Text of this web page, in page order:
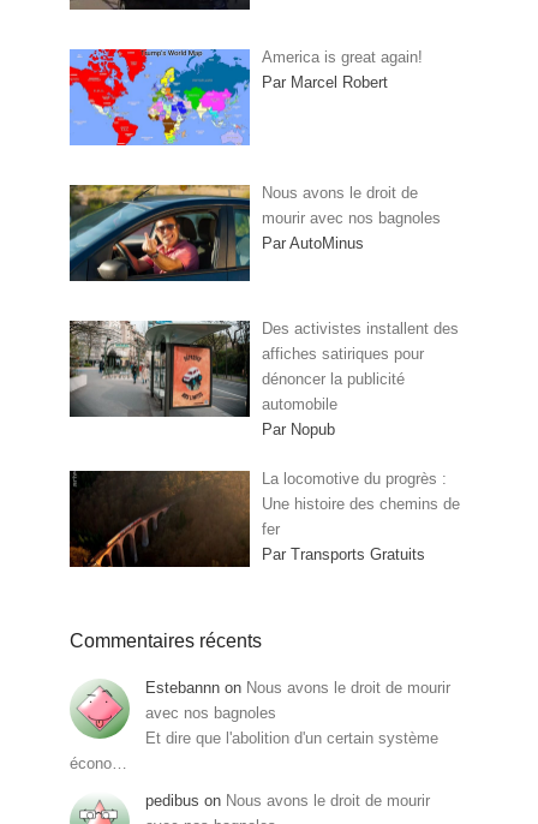
America is great again!
Par Marcel Robert
Nous avons le droit de
mourir avec nos bagnoles
Par AutoMinus
Des activistes installent des
affiches satiriques pour
dénoncer la publicité
automobile
Par Nopub
La locomotive du progrès :
Une histoire des chemins de
fer
Par Transports Gratuits
Commentaires récents
Estebannn on Nous avons le droit de mourir
avec nos bagnoles
Et dire que l'abolition d'un certain système
écono…
pedibus on Nous avons le droit de mourir